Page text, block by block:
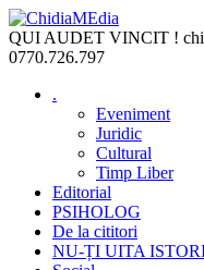
Skip
to
content
QUI AUDET VINCIT !
0770.726.797
.
Eveniment
Juridic
Cultural
Timp Liber
Editorial
PSIHOLOG
De la cititori
NU-ȚI UITA